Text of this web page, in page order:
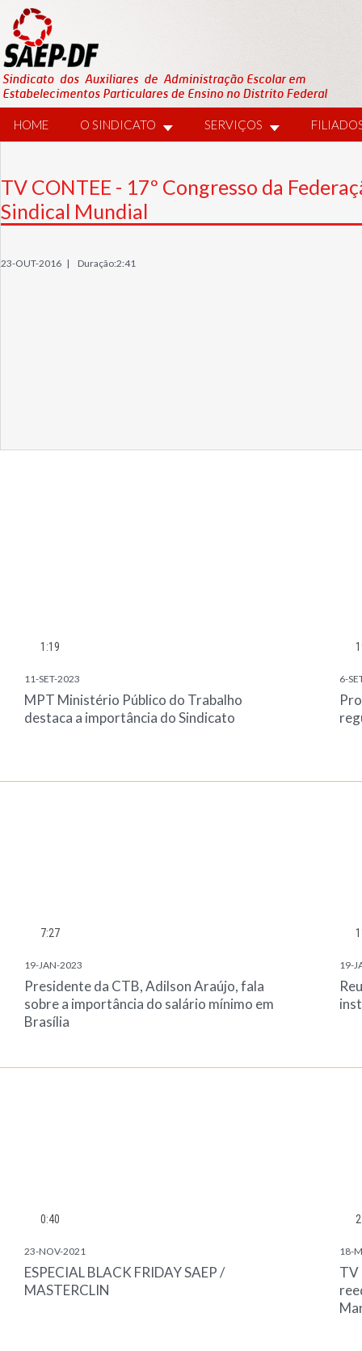
HOME O SINDICATO SERVIÇOS
TV CONTEE - 17º Congresso da
Sindical Mundial
23-OUT-2016 | Duração:2:41
1:19
11-SET-2023
MPT Ministério Público do Trabalho
destaca a importância do Sindicato
6-
7:27
19-JAN-2023
Presidente da CTB, Adilson Araújo, fala
sobre a importância do salário mínimo em
Brasília
19-
0:40
23-NOV-2021
ESPECIAL BLACK FRIDAY SAEP /
MASTERCLIN
18-
TV